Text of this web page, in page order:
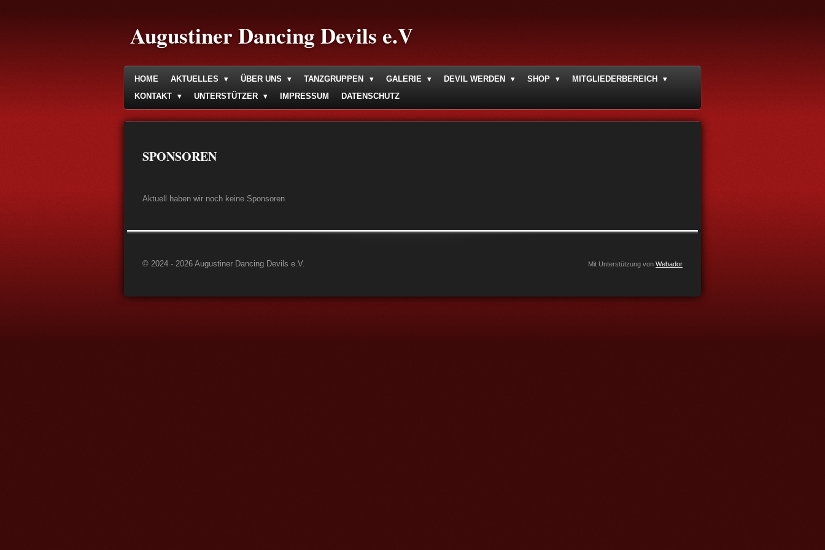
Augustiner Dancing Devils e.V
HOME AKTUELLES ÜBER UNS TANZGRUPPEN GALERIE DEVIL WERDEN SHOP
MITGLIEDERBEREICH
KONTAKT
UNTERSTÜTZER IMPRESSUM DATENSCHUTZ
SPONSOREN
Aktuell haben wir noch keine Sponsoren
© 2024 - 2026 Augustiner Dancing Devils e.V. Mit Unterstützung von Webador